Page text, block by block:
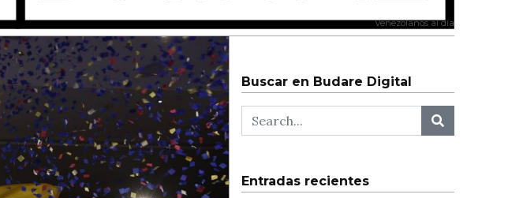
Venezolanos al día
Buscar en Budare Digital
Entradas recientes